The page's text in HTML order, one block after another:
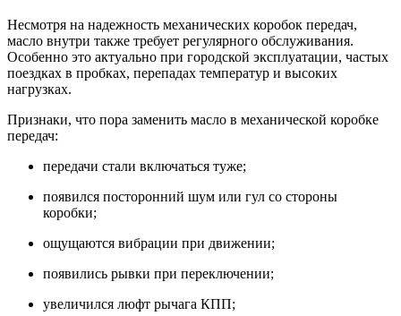
Несмотря на надежность механических коробок передач,
масло внутри также требует регулярного обслуживания.
Особенно это актуально при городской эксплуатации, частых
поездках в пробках, перепадах температур и высоких
нагрузках.
Признаки, что пора заменить масло в механической коробке
передач:
передачи стали включаться туже;
появился посторонний шум или гул со стороны
коробки;
ощущаются вибрации при движении;
появились рывки при переключении;
увеличился люфт рычага КПП;